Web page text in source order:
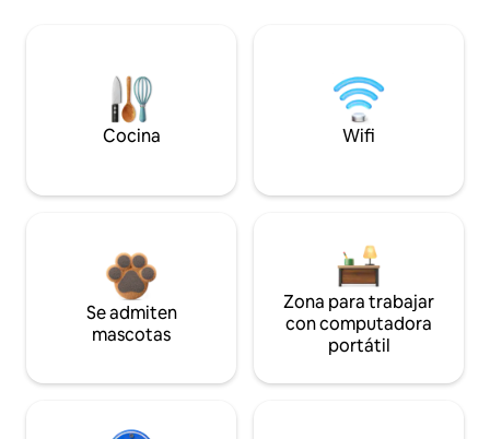
Cocina Wifi
Se admiten
mascotas
Zona para trabajar
con computadora
portátil